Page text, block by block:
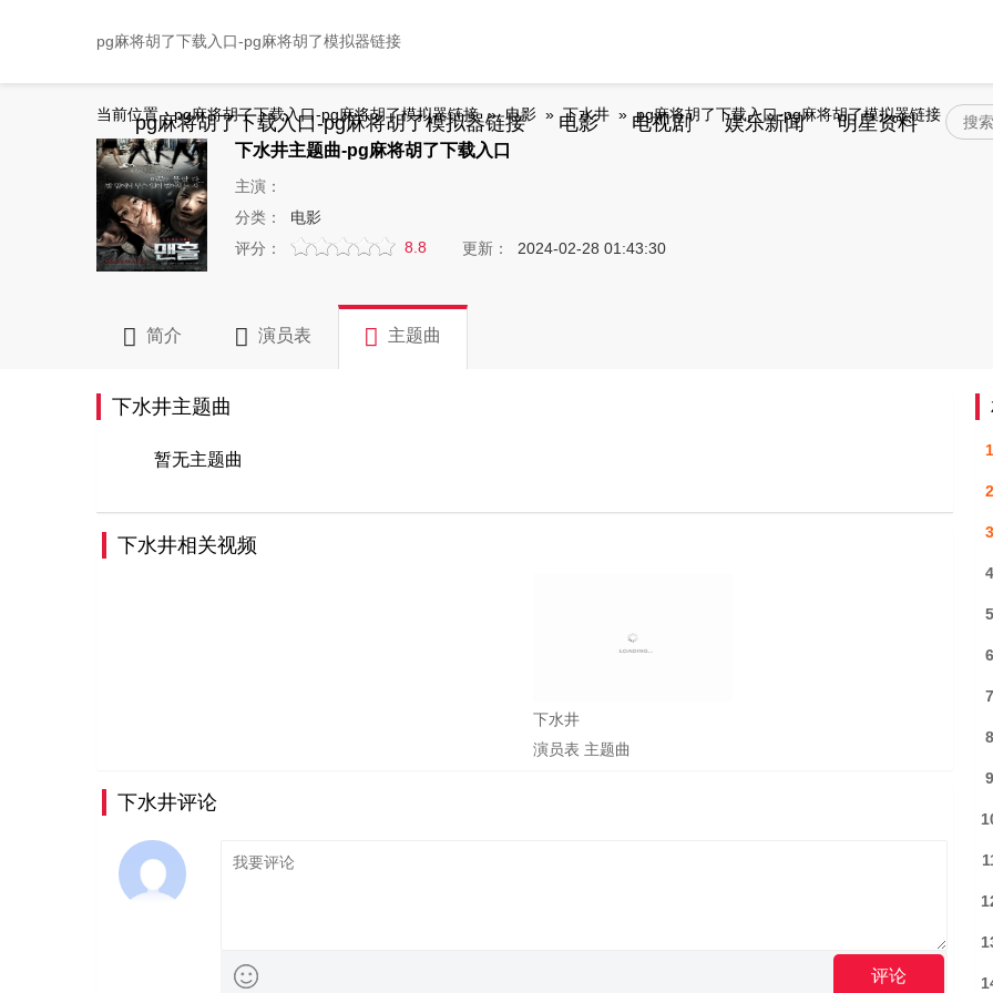
pg麻将胡了下载入口-pg麻将胡了模拟器链接
pg麻将胡了下载入口-pg麻将胡了模拟器链接 电影 电视剧 娱乐新闻 明星资料
当前位置：pg麻将胡了下载入口-pg麻将胡了模拟器链接»电影 »下水井 »pg麻将胡了下载入口-pg麻将胡了模拟器链接
下水井主题曲-pg麻将胡了下载入口
主演：
分类：
电影
评分：
8.8 更新： 2024-02-28 01:43:30
简介 演员表 主题曲
下水井主题曲
暂无主题曲
下水井相关视频
下水井
演员表 主题曲
下水井评论
评论
1
2
3
4
5
6
7
8
9